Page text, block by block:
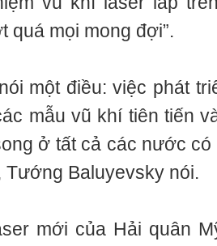
quá mọi mong đợi”.
một điều: việc phát
mẫu vũ khí tiên tiến
ở tất cả các nước
Tướng Baluyevsky nói.
mới của Hải quân